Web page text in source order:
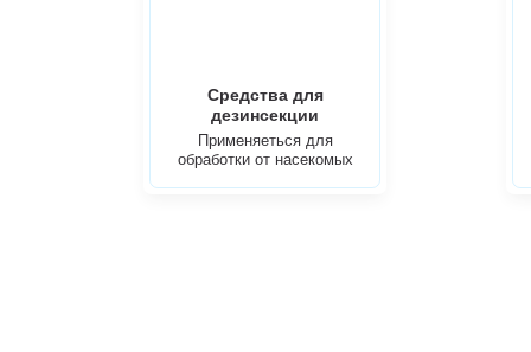
Средства для
дезинсекции
Применяеться для
обработки от насекомых